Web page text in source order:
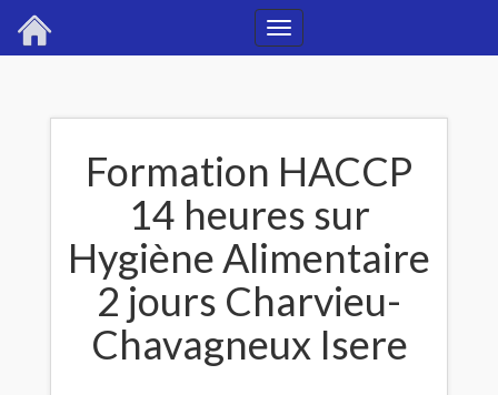
Toggle
Formation HACCP
14 heures sur
Hygiène Alimentaire
2 jours Charvieu-
Chavagneux Isere